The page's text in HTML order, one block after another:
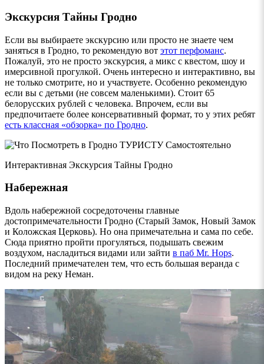
Экскурсия Тайны Гродно
Если вы выбираете экскурсию или просто не знаете чем
заняться в Гродно, то рекомендую вот этот перфоманс.
Пожалуй, это не просто экскурсия, а микс с квестом, шоу и
имерсивной прогулкой. Очень интересно и интерактивно, вы
не только смотрите, но и участвуете. Особенно рекомендую
если вы с детьми (не совсем маленькими). Стоит 65
белорусских рублей с человека. Впрочем, если вы
предпочитаете более консервативный формат, то у этих ребят
есть классная «обзорка» по Гродно.
Интерактивная Экскурсия Тайны Гродно
Набережная
Вдоль набережной сосредоточены главные
достопримечательности Гродно (Старый Замок, Новый Замок
и Коложская Церковь). Но она примечательна и сама по себе.
Сюда приятно пройти прогуляться, подышать свежим
воздухом, насладиться видами или зайти в паб Mr. Hops.
Последний примечателен тем, что есть большая веранда с
видом на реку Неман.